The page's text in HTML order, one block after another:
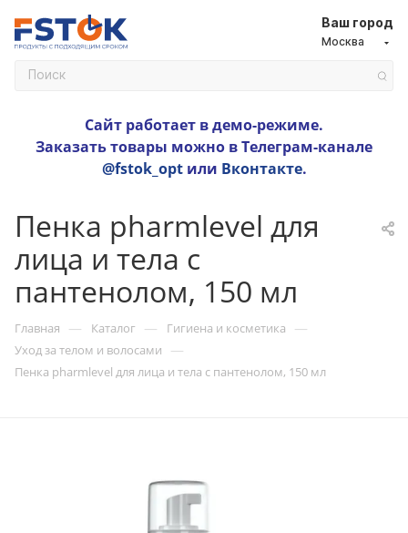
Ваш город
Москва
Сайт работает в демо-режиме.
Заказать товары можно в Телеграм-канале
@fstok_optили Вконтакте.
Пенка pharmlevel для
лица и тела с
пантенолом, 150 мл
Главная — Каталог — Гигиена и косметика —
Уход за телом и волосами —
Пенка pharmlevel для лица и тела с пантенолом, 150 мл